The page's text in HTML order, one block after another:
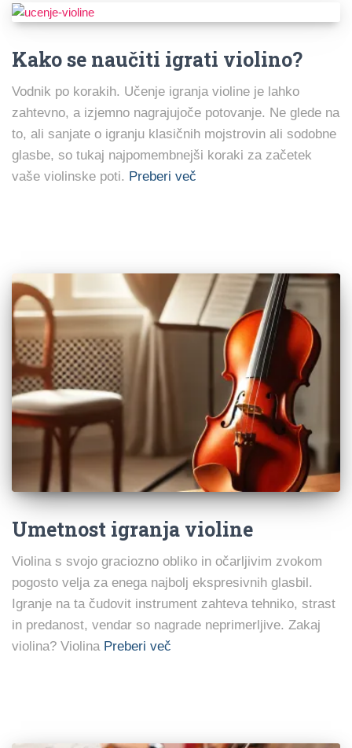
Kako se naučiti igrati violino?
Vodnik po korakih. Učenje igranja violine je lahko
zahtevno, a izjemno nagrajujoče potovanje. Ne glede na
to, ali sanjate o igranju klasičnih mojstrovin ali sodobne
glasbe, so tukaj najpomembnejši koraki za začetek
vaše violinske poti. Preberi več
Umetnost igranja violine
Violina s svojo graciozno obliko in očarljivim zvokom
pogosto velja za enega najbolj ekspresivnih glasbil.
Igranje na ta čudovit instrument zahteva tehniko, strast
in predanost, vendar so nagrade neprimerljive. Zakaj
violina? Violina Preberi več